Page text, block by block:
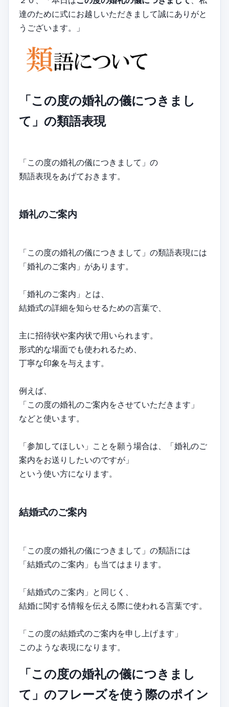
達のために式にお越しいただきまして誠にありがと
うございます。」
「この度の婚礼の儀につきまし
て」の類語表現
「この度の婚礼の儀につきまして」の
類語表現をあげておきます。
婚礼のご案内
「この度の婚礼の儀につきまして」の類語表現には
「婚礼のご案内」があります。
「婚礼のご案内」とは、
結婚式の詳細を知らせるための言葉で、
主に招待状や案内状で用いられます。
形式的な場面でも使われるため、
丁寧な印象を与えます。
例えば、
「この度の婚礼のご案内をさせていただきます」
などと使います。
「参加してほしい」ことを願う場合は、「婚礼のご
案内をお送りしたいのですが」
という使い方になります。
結婚式のご案内
「この度の婚礼の儀につきまして」の類語には
「結婚式のご案内」も当てはまります。
「結婚式のご案内」と同じく、
結婚に関する情報を伝える際に使われる言葉です。
「この度の結婚式のご案内を申し上げます」
このような表現になります。
「この度の婚礼の儀につきまし
て」のフレーズを使う際のポイン